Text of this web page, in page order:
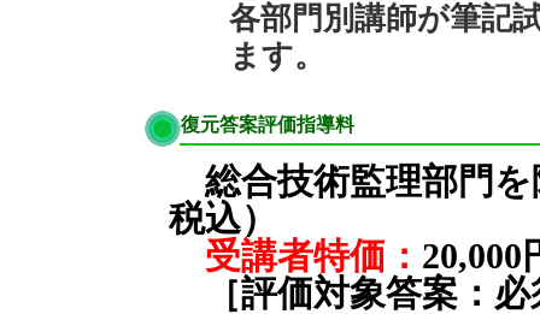
各部門別講師が筆記
ます。
復元答案評価指導料
総合技術監理部門を
税込）
受講者特価： 20,000
［評価対象答案：